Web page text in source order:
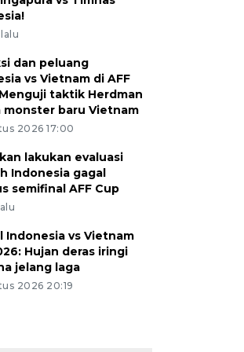
dan peluang
vs Vietnam di AFF
taktik Herdman
monster baru Vietnam
2026 17:00
lakukan evaluasi
Indonesia gagal
semifinal AFF Cup
Indonesia vs Vietnam
Hujan deras iringi
jelang laga
2026 20:19